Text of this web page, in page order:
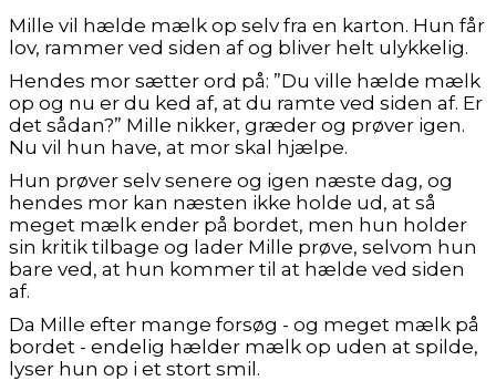
Mille vil hælde mælk op selv fra en karton. Hun får
lov, rammer ved siden af og bliver helt ulykkelig.
Hendes mor sætter ord på: ”Du ville hælde mælk
op og nu er du ked af, at du ramte ved siden af. Er
det sådan?” Mille nikker, græder og prøver igen.
Nu vil hun have, at mor skal hjælpe.
Hun prøver selv senere og igen næste dag, og
hendes mor kan næsten ikke holde ud, at så
meget mælk ender på bordet, men hun holder
sin kritik tilbage og lader Mille prøve, selvom hun
bare ved, at hun kommer til at hælde ved siden
af.
Da Mille efter mange forsøg - og meget mælk på
bordet - endelig hælder mælk op uden at spilde,
lyser hun op i et stort smil.